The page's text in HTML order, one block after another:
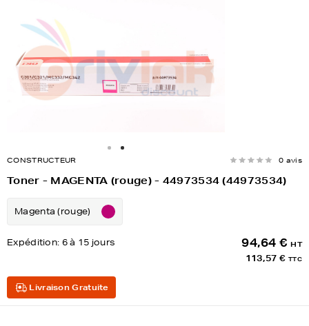
CONSTRUCTEUR 0 avis
Toner - MAGENTA (rouge) - 44973534 (44973534)
Magenta (rouge)
Expédition: 6 à 15 jours 94,64 € HT
113,57 € TTC
Livraison Gratuite